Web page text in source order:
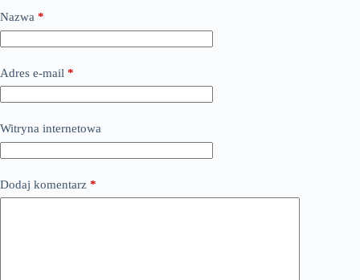
Nazwa *
Adres e-mail *
Witryna internetowa
Dodaj komentarz *